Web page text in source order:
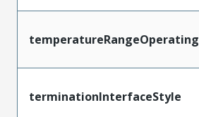
temperatureRangeOperating
terminationInterfaceStyle